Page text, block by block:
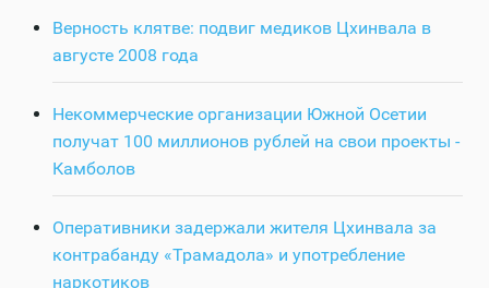
Верность клятве: подвиг медиков Цхинвала в
августе 2008 года
Некоммерческие организации Южной Осетии
получат 100 миллионов рублей на свои проекты -
Камболов
Оперативники задержали жителя Цхинвала за
контрабанду «Трамадола» и употребление
наркотиков